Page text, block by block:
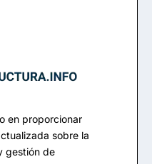
en proporcionar
sobre la
gestión de